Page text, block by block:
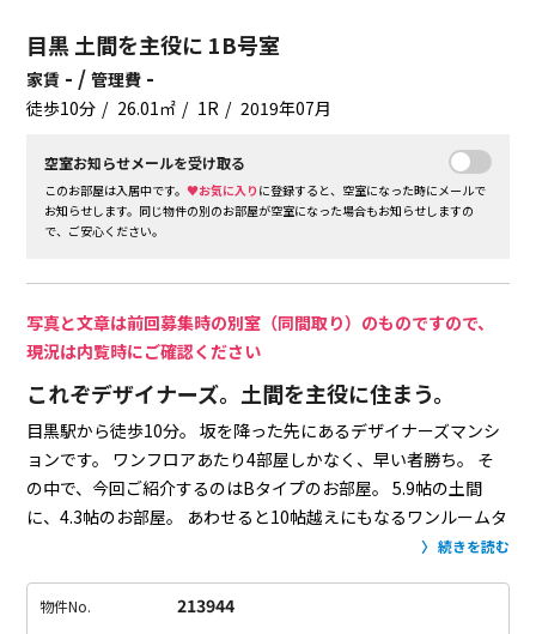
目黒 土間を主役に 1B号室
家賃 - /管理費 -
徒歩10分 26.01㎡ 1R 2019年07月
空室お知らせメールを受け取る
このお部屋は入居中です。♥お気に入り に登録すると、空室になった時にメールで
お知らせします。同じ物件の別のお部屋が空室になった場合もお知らせしますの
で、ご安心ください。
写真と文章は前回募集時の別室（同間取り）のものですので、
現況は内覧時にご確認ください
これぞデザイナーズ。土間を主役に住まう。
目黒駅から徒歩10分。 坂を降った先にあるデザイナーズマンシ
ョンです。
ワンフロアあたり4部屋しかなく、早い者勝ち。
そ
の中で、今回ご紹介するのはBタイプのお部屋。 5.9帖の土間
に、4.3帖のお部屋。
あわせると10帖越えにもなるワンルームタ
共用階段部分に隣接しているので、アーチ状ににな
ーゼットはオープンで、キッチンは土間部分に。
続きを読む
物件No. 213944